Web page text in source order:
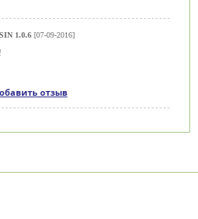
1.0.6[07-09-2016]
отзыв